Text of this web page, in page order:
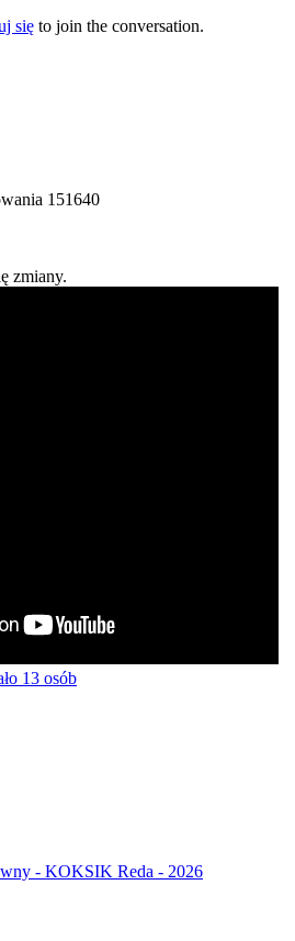
się to join the conversation.
151640
zmiany.
13 osób
- KOKSIK Reda - 2026